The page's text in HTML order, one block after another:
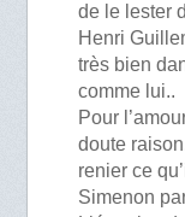
de le lester
Henri
très bien
comme lui..
Pour
doute
renier ce
Simenon